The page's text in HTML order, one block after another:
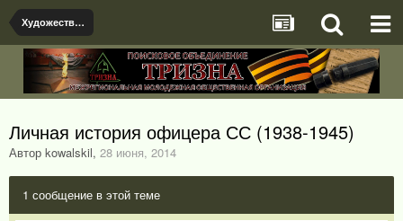
Художественная литература, проза.
Личная история офицера СС (1938-1945)
Автор kowalskil, 28 июня, 2014
1 сообщение в этой теме